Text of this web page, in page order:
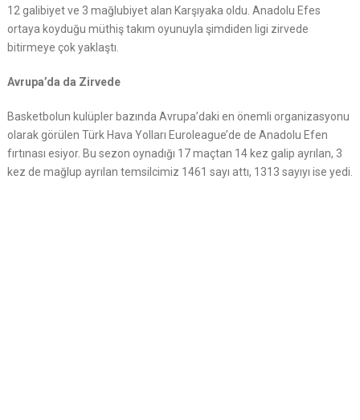
12 galibiyet ve 3 mağlubiyet alan Karşıyaka oldu. Anadolu Efes
ortaya koyduğu müthiş takım oyunuyla şimdiden ligi zirvede
bitirmeye çok yaklaştı.
Avrupa’da da Zirvede
Basketbolun kulüpler bazında Avrupa’daki en önemli organizasyonu
olarak görülen Türk Hava Yolları Euroleague’de de Anadolu Efen
fırtınası esiyor. Bu sezon oynadığı 17 maçtan 14 kez galip ayrılan, 3
kez de mağlup ayrılan temsilcimiz 1461 sayı attı, 1313 sayıyı ise yedi.